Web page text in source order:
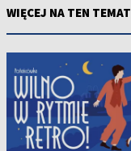
WIĘCEJ NA TEN TEMAT